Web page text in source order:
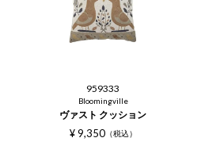
959333
Bloomingville
ヴァスト クッション
¥ 9,350 税込